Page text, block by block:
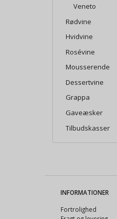
Veneto
Rødvine
Hvidvine
Rosévine
Mousserende
Dessertvine
Grappa
Gaveæsker
Tilbudskasser
INFORMATIONER
Fortrolighed